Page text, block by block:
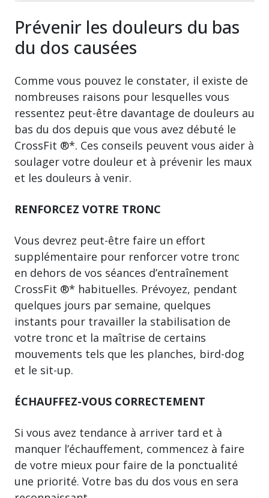
Prévenir les douleurs du bas
du dos causées
Comme vous pouvez le constater, il existe de
nombreuses raisons pour lesquelles vous
ressentez peut-être davantage de douleurs au
bas du dos depuis que vous avez débuté le
CrossFit ®*. Ces conseils peuvent vous aider à
soulager votre douleur et à prévenir les maux
et les douleurs à venir.
RENFORCEZ VOTRE TRONC
Vous devrez peut-être faire un effort
supplémentaire pour renforcer votre tronc
en dehors de vos séances d’entraînement
CrossFit ®* habituelles. Prévoyez, pendant
quelques jours par semaine, quelques
instants pour travailler la stabilisation de
votre tronc et la maîtrise de certains
mouvements tels que les planches, bird-dog
et le sit-up.
ÉCHAUFFEZ-VOUS CORRECTEMENT
Si vous avez tendance à arriver tard et à
manquer l’échauffement, commencez à faire
de votre mieux pour faire de la ponctualité
une priorité. Votre bas du dos vous en sera